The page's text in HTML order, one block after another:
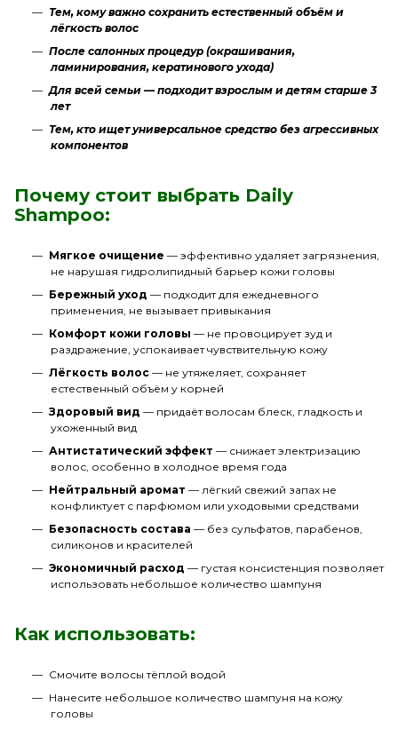
Тем, кому важно сохранить естественный объём и
лёгкость волос
После салонных процедур (окрашивания,
ламинирования, кератинового ухода)
Для всей семьи — подходит взрослым и детям старше 3
лет
Тем, кто ищет универсальное средство без агрессивных
компонентов
Почему стоит выбрать Daily
Shampoo:
Мягкое очищение — эффективно удаляет загрязнения,
не нарушая гидролипидный барьер кожи головы
Бережный уход — подходит для ежедневного
применения, не вызывает привыкания
Комфорт кожи головы — не провоцирует зуд и
раздражение, успокаивает чувствительную кожу
Лёгкость волос — не утяжеляет, сохраняет
естественный объём у корней
Здоровый вид — придаёт волосам блеск, гладкость и
ухоженный вид
Антистатический эффект — снижает электризацию
волос, особенно в холодное время года
Нейтральный аромат — лёгкий свежий запах не
конфликтует с парфюмом или уходовыми средствами
Безопасность состава — без сульфатов, парабенов,
силиконов и красителей
Экономичный расход — густая консистенция позволяет
использовать небольшое количество шампуня
Как использовать:
Смочите волосы тёплой водой
Нанесите небольшое количество шампуня на кожу
головы